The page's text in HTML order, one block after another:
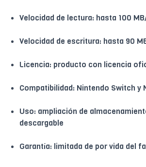
Velocidad de lectura: hasta 100
Velocidad de escritura: hasta 90
Licencia: producto con licencia
Compatibilidad: Nintendo Switch y
Uso: ampliación de
descargable
Garantía: limitada de por vida del